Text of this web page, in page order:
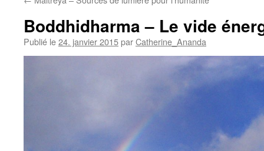
Boddhidharma – Le vide
Publié le24. janvier 2015parCatherine_Ananda